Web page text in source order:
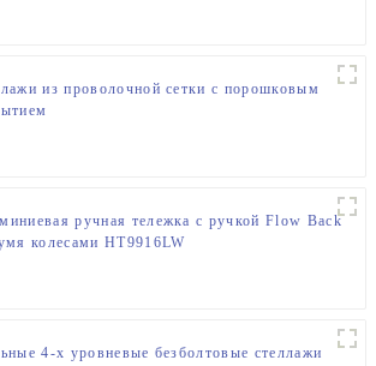
из проволочной сетки с порошковым
ручная тележка с ручкой Flow Back
колесами HT9916LW
4-х уровневые безболтовые стеллажи